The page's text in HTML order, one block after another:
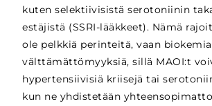
kuten selektiivisistä serotoniinin
estäjistä (SSRI-lääkkeet). Nämä
ole pelkkiä perinteitä, vaan
välttämättömyyksiä, sillä MAOI:t
hypertensiivisiä kriisejä tai
kun ne yhdistetään